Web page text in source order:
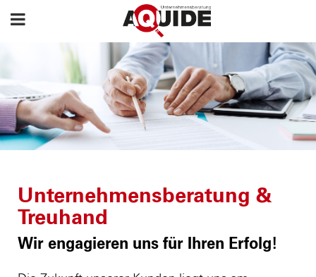
Unternehmensberatung &
Treuhand
Wir engagieren uns für Ihren Erfolg!